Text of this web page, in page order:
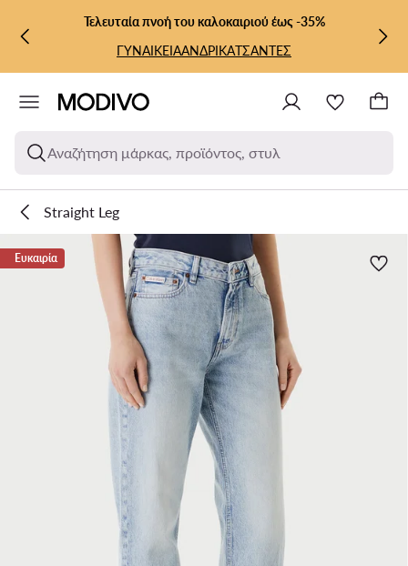
ΜΕΤΆΒΑΣΗ ΣΤΟ ΚΎΡΙΟ ΠΕΡΙΕΧΌΜΕΝΟ
ΜΕΤΆΒΑΣΗ ΣΤΗΝ ΑΝΑΖΉΤΗΣΗ
Τελευταία πνοή του καλοκαιριού έως -35%
ΓΥΝΑΙΚΕΙΑΑΝΔΡΙΚΑΤΣΑΝΤΕΣ
Αναζήτηση μάρκας, προϊόντος, στυλ
Straight Leg
Ευκαιρία